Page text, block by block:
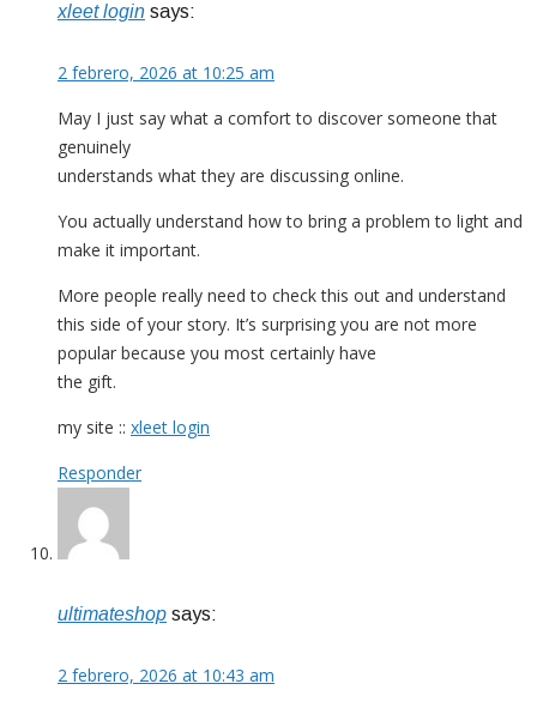
xleet login says:
2 febrero, 2026 at 10:25 am
May I just say what a comfort to discover someone that
genuinely
understands what they are discussing online.
You actually understand how to bring a problem to light and
make it important.
More people really need to check this out and understand
this side of your story. It’s surprising you are not more
popular because you most certainly have
the gift.
my site :: xleet login
Responder
ultimateshop says:
2 febrero, 2026 at 10:43 am